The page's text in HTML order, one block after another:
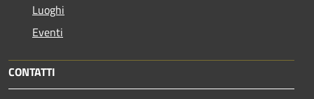
Luoghi
Eventi
CONTATTI